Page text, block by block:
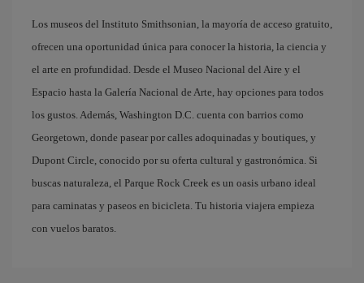
Los museos del Instituto Smithsonian, la mayoría de acceso gratuito,
ofrecen una oportunidad única para conocer la historia, la ciencia y
el arte en profundidad. Desde el Museo Nacional del Aire y el
Espacio hasta la Galería Nacional de Arte, hay opciones para todos
los gustos. Además, Washington D.C. cuenta con barrios como
Georgetown, donde pasear por calles adoquinadas y boutiques, y
Dupont Circle, conocido por su oferta cultural y gastronómica. Si
buscas naturaleza, el Parque Rock Creek es un oasis urbano ideal
para caminatas y paseos en bicicleta. Tu historia viajera empieza
con vuelos baratos.